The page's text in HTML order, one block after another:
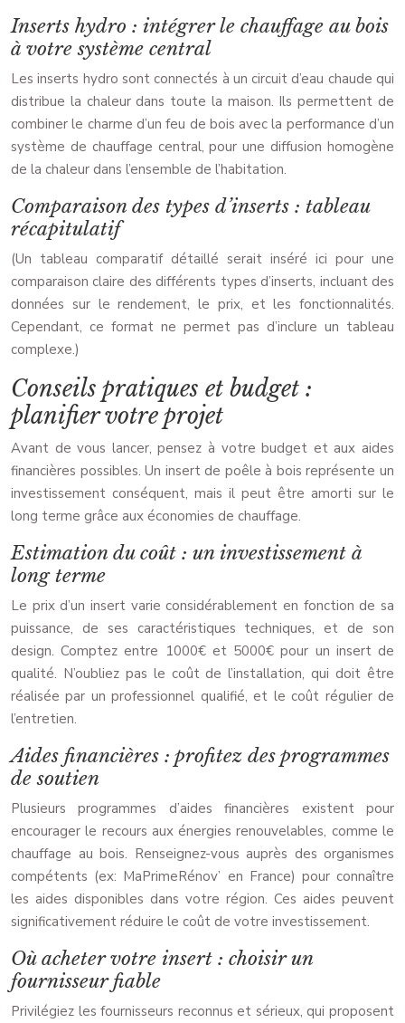
Inserts hydro : intégrer le chauffage au bois
à votre système central
Les inserts hydro sont connectés à un circuit d’eau chaude qui
distribue la chaleur dans toute la maison. Ils permettent de
combiner le charme d’un feu de bois avec la performance d’un
système de chauffage central, pour une diffusion homogène
de la chaleur dans l’ensemble de l’habitation.
Comparaison des types d’inserts : tableau
récapitulatif
(Un tableau comparatif détaillé serait inséré ici pour une
comparaison claire des différents types d’inserts, incluant des
données sur le rendement, le prix, et les fonctionnalités.
Cependant, ce format ne permet pas d’inclure un tableau
complexe.)
Conseils pratiques et budget :
planifier votre projet
Avant de vous lancer, pensez à votre budget et aux aides
financières possibles. Un insert de poêle à bois représente un
investissement conséquent, mais il peut être amorti sur le
long terme grâce aux économies de chauffage.
Estimation du coût : un investissement à
long terme
Le prix d’un insert varie considérablement en fonction de sa
puissance, de ses caractéristiques techniques, et de son
design. Comptez entre 1000€ et 5000€ pour un insert de
qualité. N’oubliez pas le coût de l’installation, qui doit être
réalisée par un professionnel qualifié, et le coût régulier de
l’entretien.
Aides financières : profitez des programmes
de soutien
Plusieurs programmes d’aides financières existent pour
encourager le recours aux énergies renouvelables, comme le
chauffage au bois. Renseignez-vous auprès des organismes
compétents (ex: MaPrimeRénov’ en France) pour connaître
les aides disponibles dans votre région. Ces aides peuvent
significativement réduire le coût de votre investissement.
Où acheter votre insert : choisir un
fournisseur fiable
Privilégiez les fournisseurs reconnus et sérieux, qui proposent